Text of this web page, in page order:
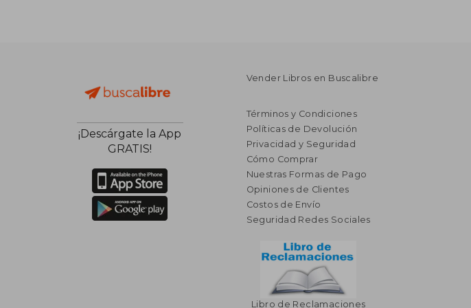
¡Descárgate la App
GRATIS!
Vender Libros en Buscalibre
Términos y Condiciones
Políticas de Devolución
Privacidad y Seguridad
Cómo Comprar
Nuestras Formas de Pago
Opiniones de Clientes
Costos de Envío
Seguridad Redes Sociales
Libro de Reclamaciones